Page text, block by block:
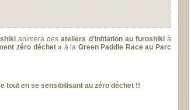
animera desateliers d’initiation au furoshikià
zéro déchet » à la Green Paddle Race au Parc
tout en se sensibilisant au zéro déchet !!